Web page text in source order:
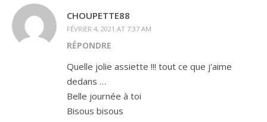
CHOUPETTE88
FÉVRIER 4, 2021 AT 7:37 AM
RÉPONDRE
Quelle jolie assiette !!! tout ce que j'aime
dedans …
Belle journée à toi
Bisous bisous